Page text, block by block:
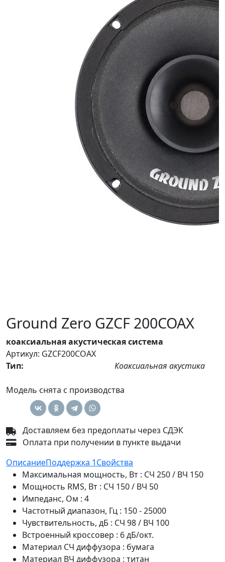
Ground Zero GZCF 200COAX
коаксиальная акустическая система
Артикул: GZCF200COAX
Тип:
Коаксиальная акустика
Модель снята с производства
Доставляем без предоплаты через СДЭК
Оплата при получении в пункте выдачи
ОписаниеПоддержка 1Свойства
Максимальная мощность, Вт : СЧ 250 / ВЧ 150
Мощность RMS, Вт : СЧ 150 / ВЧ 50
Импеданс, Ом : 4
Частотный диапазон, Гц : 150 - 25000
Чувствительность, дБ : СЧ 98 / ВЧ 100
Встроенный кроссовер : 6 дБ/окт.
Материал СЧ диффузора : бумага
Материал ВЧ диффузора : титан